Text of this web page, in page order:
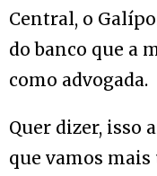
Central, o
do banco que a
como advogada.
Quer dizer, isso
que vamos